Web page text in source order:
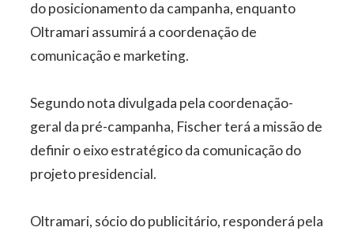
do posicionamento da campanha, enquanto
Oltramari assumirá a coordenação de
comunicação e marketing.
Segundo nota divulgada pela coordenação-
geral da pré-campanha, Fischer terá a missão de
definir o eixo estratégico da comunicação do
projeto presidencial.
Oltramari, sócio do publicitário, responderá pela